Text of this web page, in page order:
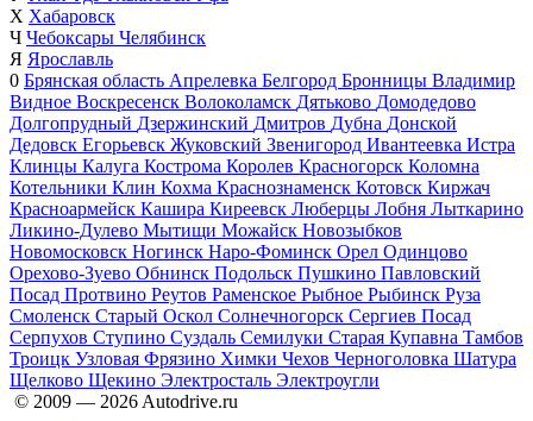
Х Хабаровск
Ч Чебоксары Челябинск
Я Ярославль
0 Брянская область Апрелевка Белгород Бронницы Владимир
Видное Воскресенск Волоколамск Дятьково Домодедово
Долгопрудный Дзержинский Дмитров Дубна Донской
Дедовск Егорьевск Жуковский Звенигород Ивантеевка Истра
Клинцы Калуга Кострома Королев Красногорск Коломна
Котельники Клин Кохма Краснознаменск Котовск Киржач
Красноармейск Кашира Киреевск Люберцы Лобня Лыткарино
Ликино-Дулево Мытищи Можайск Новозыбков
Новомосковск Ногинск Наро-Фоминск Орел Одинцово
Орехово-Зуево Обнинск Подольск Пушкино Павловский
Посад Протвино Реутов Раменское Рыбное Рыбинск Руза
Смоленск Старый Оскол Солнечногорск Сергиев Посад
Серпухов Ступино Суздаль Семилуки Старая Купавна Тамбов
Троицк Узловая Фрязино Химки Чехов Черноголовка Шатура
Щелково Щекино Электросталь Электроугли
© 2009 — 2026 Autodrive.ru